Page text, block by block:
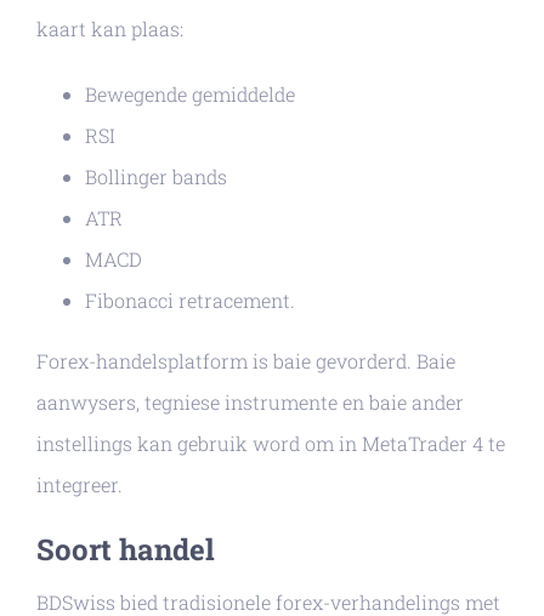
kaart kan plaas:
Bewegende gemiddelde
RSI
Bollinger bands
ATR
MACD
Fibonacci retracement.
Forex-handelsplatform is baie gevorderd. Baie
aanwysers, tegniese instrumente en baie ander
instellings kan gebruik word om in MetaTrader 4 te
integreer.
Soort handel
BDSwiss bied tradisionele forex-verhandelings met